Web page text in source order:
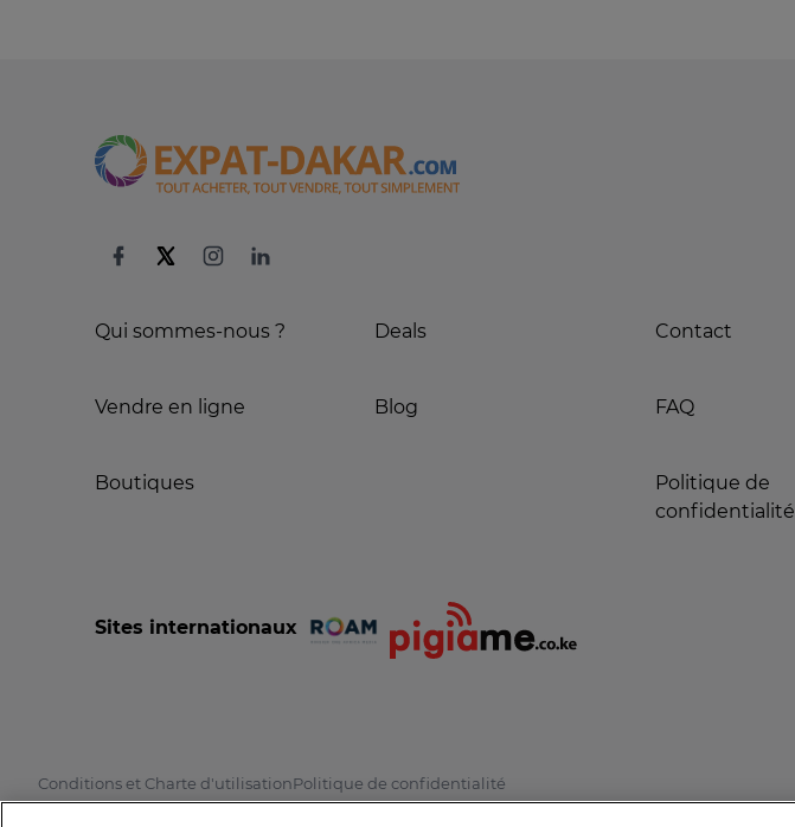
Qui sommes-nous ?
Vendre en ligne
Boutiques
Deals
Blog
Contact
FAQ
Politique de
confidentialité
Sites internationaux
Conditions et Charte d'utilisationPolitique de confidentialité